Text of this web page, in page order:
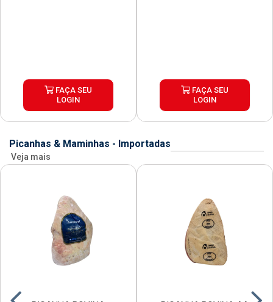
FAÇA SEU
LOGIN
FAÇA SEU
LOGIN
Picanhas & Maminhas - Importadas
Veja mais